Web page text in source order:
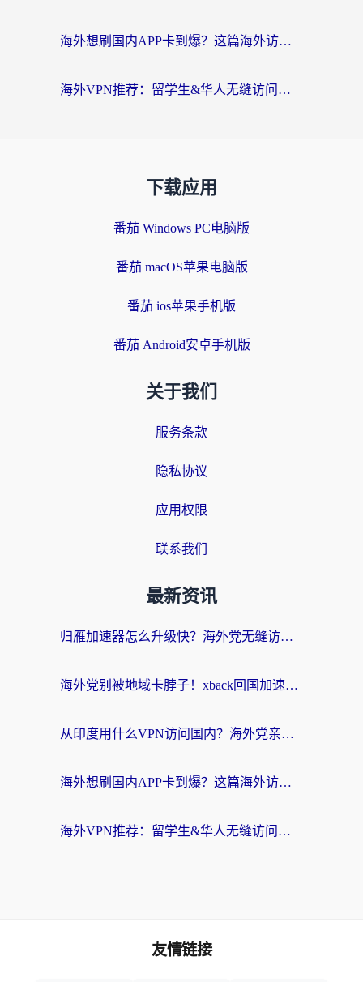
海外想刷国内APP卡到爆？这篇海外访问国内服务器加速指南帮你解决所有问题
海外VPN推荐：留学生&华人无缝访问国内资源的避坑指南
下载应用
番茄 Windows PC电脑版
番茄 macOS苹果电脑版
番茄 ios苹果手机版
番茄 Android安卓手机版
关于我们
服务条款
隐私协议
应用权限
联系我们
最新资讯
归雁加速器怎么升级快？海外党无缝访问国内资源的全攻略（附免费VPN推荐Dcard热门款）
海外党别被地域卡脖子！xback回国加速器选择全攻略，轻松刷剧玩国服
从印度用什么VPN访问国内？海外党亲测的无缝回国上网指南
海外想刷国内APP卡到爆？这篇海外访问国内服务器加速指南帮你解决所有问题
海外VPN推荐：留学生&华人无缝访问国内资源的避坑指南
友情链接